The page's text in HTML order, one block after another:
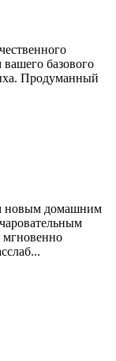
базового
Продуманный
новым домашним
мгновенно